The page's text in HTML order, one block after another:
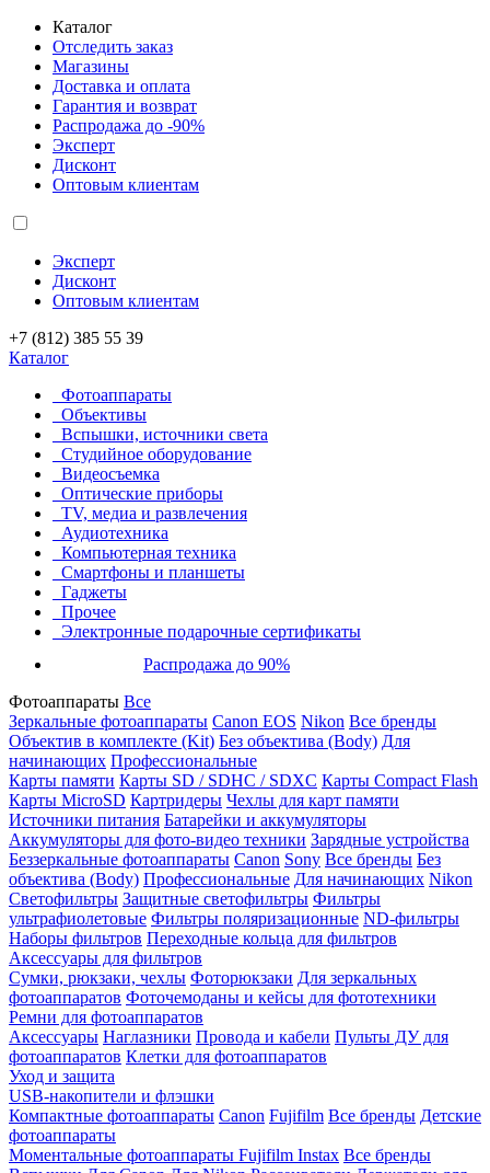
Каталог
Отследить заказ
Магазины
Доставка и оплата
Гарантия и возврат
Распродажа до -90%
Эксперт
Дисконт
Оптовым клиентам
Эксперт
Дисконт
Оптовым клиентам
+7 (812) 385 55 39
Каталог
Фотоаппараты
Объективы
Вспышки, источники света
Студийное оборудование
Видеосъемка
Оптические приборы
TV, медиа и развлечения
Аудиотехника
Компьютерная техника
Смартфоны и планшеты
Гаджеты
Прочее
Электронные подарочные сертификаты
Распродажа до 90%
Фотоаппараты Все
Зеркальные фотоаппараты Canon EOS Nikon Все бренды
Объектив в комплекте (Kit) Без объектива (Body) Для
начинающих Профессиональные
Карты памяти Карты SD / SDHC / SDXC Карты Compact Flash
Карты MicroSD Картридеры Чехлы для карт памяти
Источники питания Батарейки и аккумуляторы
Аккумуляторы для фото-видео техники Зарядные устройства
Беззеркальные фотоаппараты Canon Sony Все бренды Без
объектива (Body) Профессиональные Для начинающих Nikon
Светофильтры Защитные светофильтры Фильтры
ультрафиолетовые Фильтры поляризационные ND-фильтры
Наборы фильтров Переходные кольца для фильтров
Аксессуары для фильтров
Сумки, рюкзаки, чехлы Фоторюкзаки Для зеркальных
фотоаппаратов Фоточемоданы и кейсы для фототехники
Ремни для фотоаппаратов
Аксессуары Наглазники Провода и кабели Пульты ДУ для
фотоаппаратов Клетки для фотоаппаратов
Уход и защита
USB-накопители и флэшки
Компактные фотоаппараты Canon Fujifilm Все бренды Детские
фотоаппараты
Моментальные фотоаппараты Fujifilm Instax Все бренды